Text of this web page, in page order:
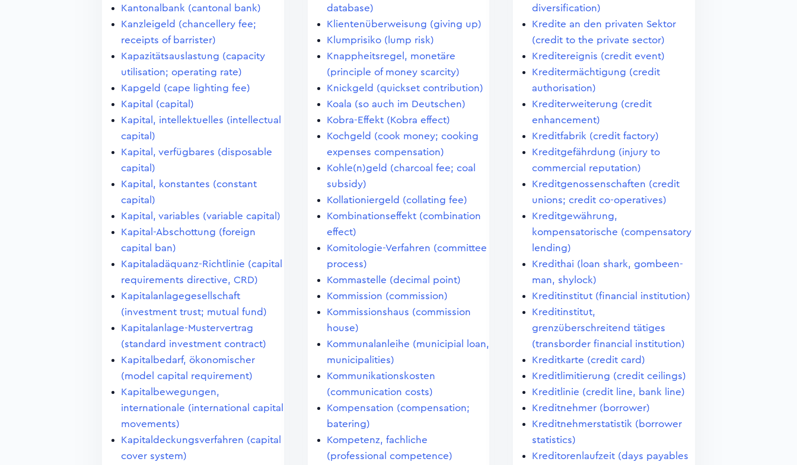
Kantonalbank (cantonal bank)
Kanzleigeld (chancellery fee;
receipts of barrister)
Kapazitätsauslastung (capacity
utilisation; operating rate)
Kapgeld (cape lighting fee)
Kapital (capital)
Kapital, intellektuelles (intellectual
capital)
Kapital, verfügbares (disposable
capital)
Kapital, konstantes (constant
capital)
Kapital, variables (variable capital)
Kapital-Abschottung (foreign
capital ban)
Kapitaladäquanz-Richtlinie (capital
requirements directive, CRD)
Kapitalanlagegesellschaft
(investment trust; mutual fund)
Kapitalanlage-Mustervertrag
(standard investment contract)
Kapitalbedarf, ökonomischer
(model capital requirement)
Kapitalbewegungen,
internationale (international capital
movements)
Kapitaldeckungsverfahren (capital
cover system)
database)
Klientenüberweisung (giving up)
Klumprisiko (lump risk)
Knappheitsregel, monetäre
(principle of money scarcity)
Knickgeld (quickset contribution)
Koala (so auch im Deutschen)
Kobra-Effekt (Kobra effect)
Kochgeld (cook money; cooking
expenses compensation)
Kohle(n)geld (charcoal fee; coal
subsidy)
Kollationiergeld (collating fee)
Kombinationseffekt (combination
effect)
Komitologie-Verfahren (committee
process)
Kommastelle (decimal point)
Kommission (commission)
Kommissionshaus (commission
house)
Kommunalanleihe (municipial loan,
municipalities)
Kommunikationskosten
(communication costs)
Kompensation (compensation;
batering)
Kompetenz, fachliche
(professional competence)
diversification)
Kredite an den privaten Sektor
(credit to the private sector)
Kreditereignis (credit event)
Kreditermächtigung (credit
authorisation)
Krediterweiterung (credit
enhancement)
Kreditfabrik (credit factory)
Kreditgefährdung (injury to
commercial reputation)
Kreditgenossenschaften (credit
unions; credit co-operatives)
Kreditgewährung,
kompensatorische (compensatory
lending)
Kredithai (loan shark, gombeen-
man, shylock)
Kreditinstitut (financial institution)
Kreditinstitut,
grenzüberschreitend tätiges
(transborder financial institution)
Kreditkarte (credit card)
Kreditlimitierung (credit ceilings)
Kreditlinie (credit line, bank line)
Kreditnehmer (borrower)
Kreditnehmerstatistik (borrower
statistics)
Kreditorenlaufzeit (days payables